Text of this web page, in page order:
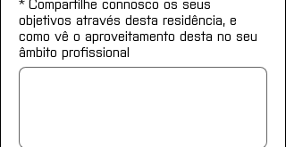
objetivos através desta residência, e
como vê o aproveitamento desta no seu
âmbito profissional